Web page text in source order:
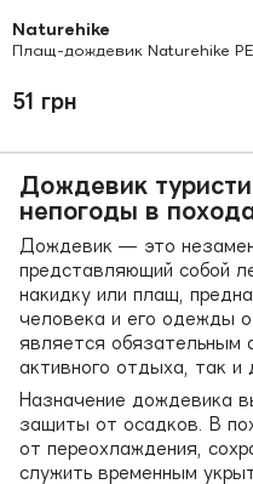
Naturehike
Плащ-дождевик Naturehike PE
51 грн
Дождевик
непогоды в
Дождевик — это
представляющий собой
накидку или плащ,
человека и его одежды
является обязательным
активного отдыха, так и
Назначение дождевика
защиты от осадков. В
от переохлаждения,
служить временным